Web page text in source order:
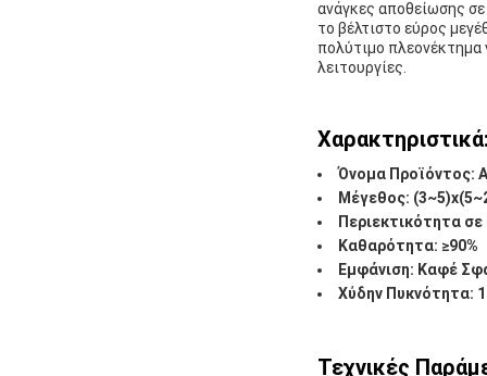
ανάγκες αποθείωσης σε
το βέλτιστο εύρος
πολύτιμο πλεονέκτημα
λειτουργίες.
Χαρακτηριστικά:
Όνομα Προϊόντος:
Μέγεθος:
Περιεκτικότητα σε
Καθαρότητα: ≥90%
Εμφάνιση: Καφέ
Χύδην Πυκνότητα:
Τεχνικές